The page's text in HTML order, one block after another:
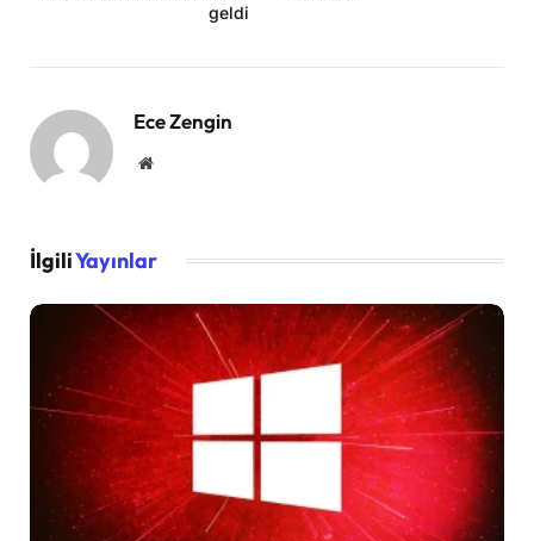
geldi
Ece Zengin
Website
İlgiliYayınlar